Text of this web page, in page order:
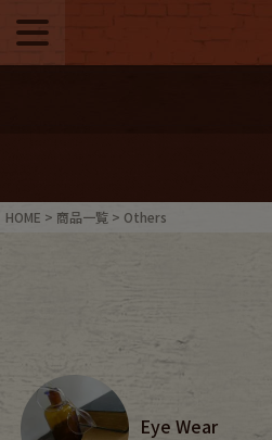
ログイン・会員登録
店舗紹介
HOME 商品一覧 Others
Eye Wear